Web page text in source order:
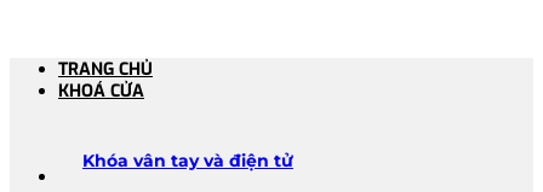
TRANG CHỦ
KHOÁ CỬA
Khóa vân tay và điện tử